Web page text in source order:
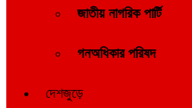
জাতীয় নাগরিক পার্টি
গনঅধিকার পরিষদ
দেশজুড়ে